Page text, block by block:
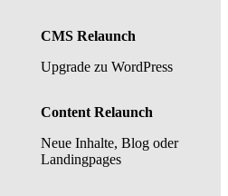
CMS Relaunch
Upgrade zu WordPress
Content Relaunch
Neue Inhalte, Blog oder
Landingpages